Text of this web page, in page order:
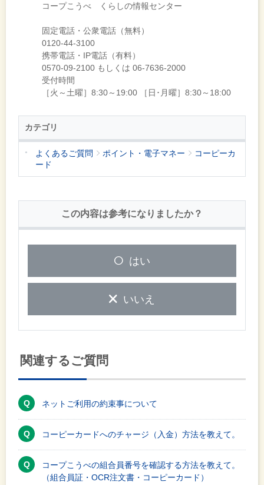
コープこうべ くらしの情報センター
固定電話・公衆電話（無料）
0120-44-3100
携帯電話・IP電話（有料）
0570-09-2100 もしくは 06-7636-2000
受付時間
［火～土曜］8:30～19:00 ［日･月曜］8:30～18:00
カテゴリ
よくあるご質問 ポイント・電子マネー
コーピーカ
ード
この内容は参考になりましたか？
はい
いいえ
関連するご質問
ネットご利用の約束事について
コーピーカードへのチャージ（入金）方法を教えて。
コープこうべの組合員番号を確認する方法を教えて。
（組合員証・OCR注文書・コーピーカード）